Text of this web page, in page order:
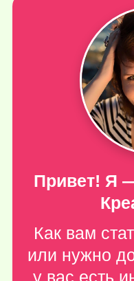
Привет! Я
Как вам
или нужно